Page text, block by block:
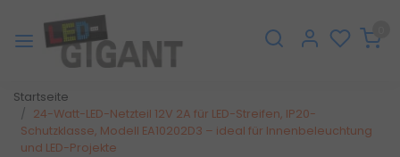
Startseite
24-Watt-LED-Netzteil 12V 2A für LED-Streifen, IP20-
Schutzklasse, Modell EA10202D3 – ideal für Innenbeleuchtung
und LED-Projekte